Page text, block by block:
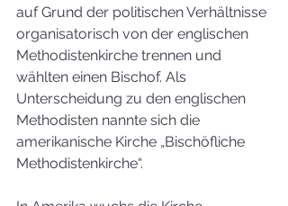
auf Grund der politischen Verhältnisse
organisatorisch von der englischen
Methodistenkirche trennen und
wählten einen Bischof. Als
Unterscheidung zu den englischen
Methodisten nannte sich die
amerikanische Kirche „Bischöfliche
Methodistenkirche“.